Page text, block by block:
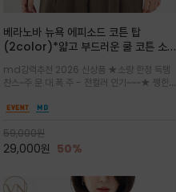
베라노바 뉴욕 에피소드 코튼 탑
(2color)*얇고 부드러운 쿨 코튼 소재
고 자연스러운 멋이 있는 핏으로 여름내
내 편하고 감각적으로 입으세요
md강력추천 2026 신상품 ★소량 한정 득템
찬스~주.문.대.폭.주 - 전컬러 인기~~~★ 쨍한듯
내추럴한 컬러감이 매력적인 티셔츠/여유로운
59,000원
29,000원 50%